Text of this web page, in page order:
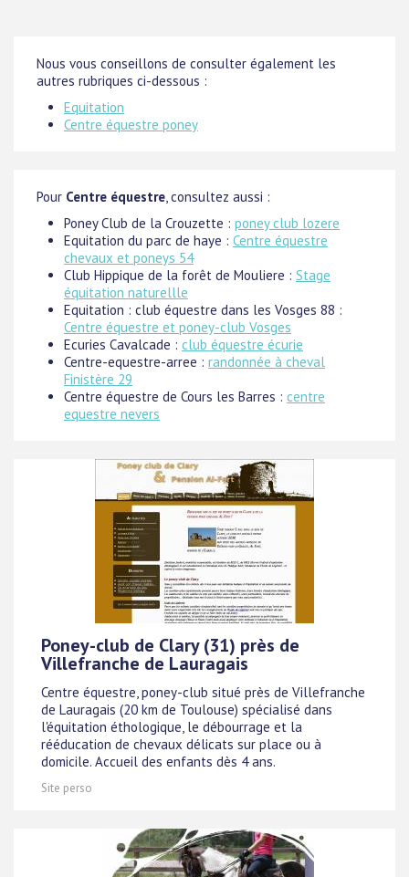
Nous vous conseillons de consulter également les
autres rubriques ci-dessous :
Equitation
Centre équestre poney
Pour Centre équestre, consultez aussi :
Poney Club de la Crouzette : poney club lozere
Equitation du parc de haye : Centre équestre
chevaux et poneys 54
Club Hippique de la forêt de Mouliere : Stage
équitation naturellle
Equitation : club équestre dans les Vosges 88 :
Centre équestre et poney-club Vosges
Ecuries Cavalcade : club équestre écurie
Centre-equestre-arree : randonnée à cheval
Finistère 29
Centre équestre de Cours les Barres : centre
equestre nevers
Poney-club de Clary (31) près de
Villefranche de Lauragais
Centre équestre, poney-club situé près de Villefranche
de Lauragais (20 km de Toulouse) spécialisé dans
l'équitation éthologique, le débourrage et la
rééducation de chevaux délicats sur place ou à
domicile. Accueil des enfants dès 4 ans.
Site perso